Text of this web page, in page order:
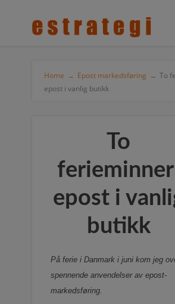
Home → Epost markedsføring → To
epost i vanlig butikk
To
epost i
butikk
På ferie i Danmark i juni kom jeg
spennende anvendelser av epost-
markedsføring.